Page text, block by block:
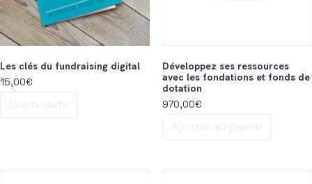
Les clés du fundraising digital
15,00€
Développez ses ressources
avec les fondations et fonds de
dotation
970,00€